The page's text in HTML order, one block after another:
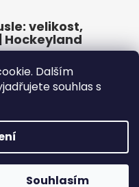
Dalším
souhlas s
Souhlasím
velikost,
Hockeyland
praktický
a bezpečnou
s.r.o.. Všechna práva
cookies